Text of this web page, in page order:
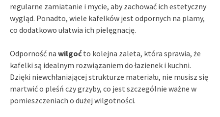
regularne zamiatanie i mycie, aby zachować ich estetyczny
wygląd. Ponadto, wiele kafelków jest odpornych na plamy,
co dodatkowo ułatwia ich pielęgnację.
Odporność na wilgoćto kolejna zaleta, która sprawia, że
kafelki są idealnym rozwiązaniem do łazienek i kuchni.
Dzięki niewchłaniającej strukturze materiału, nie musisz się
martwić o pleśń czy grzyby, co jest szczególnie ważne w
pomieszczeniach o dużej wilgotności.